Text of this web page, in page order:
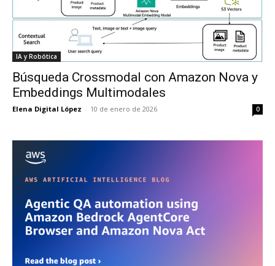
IA y Robótica
Búsqueda Crossmodal con Amazon Nova y
Embeddings Multimodales
Elena Digital López - 10 de enero de 2026 0